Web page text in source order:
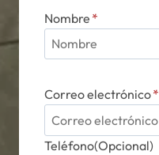
Nombre *
Correo electrónico*
Teléfono(Opcional)